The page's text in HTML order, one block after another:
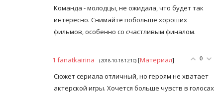
Команда - молодцы, не ожидала, что будет так
интересно. Снимайте побольше хороших
фильмов, особенно со счастливым финалом.
0
1 fanatkairina (2018-10-18 12:10) [Материал]
Сюжет сериала отличный, но героям не хватает
актерской игры. Хочется больше чувств в голосах